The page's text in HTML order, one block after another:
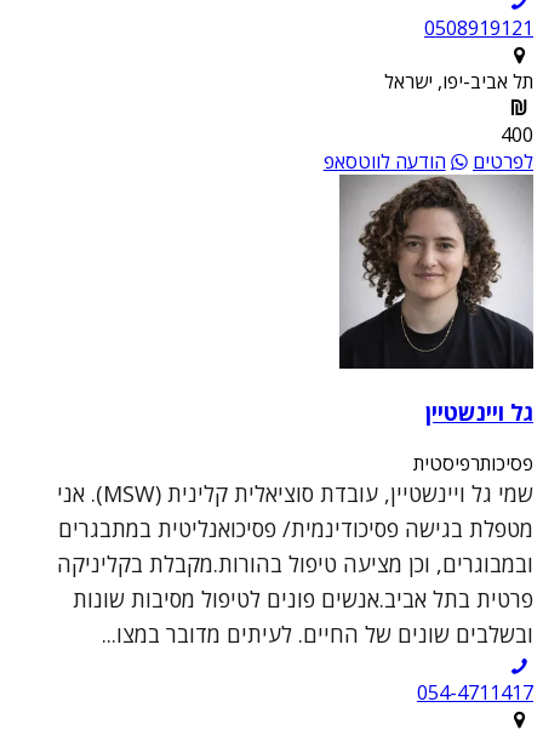
0508919121
תל אביב-יפו, ישראל
400
לפרטים
הודעה לווטסאפ
גל ויינשטיין
פסיכותרפיסטית
שמי גל ויינשטיין, עובדת סוציאלית קלינית (MSW). אני
מטפלת בגישה פסיכודינמית/ פסיכואנליטית במתבגרים
ובמבוגרים, וכן מציעה טיפול בהורות.מקבלת בקליניקה
פרטית בתל אביב.אנשים פונים לטיפול מסיבות שונות
ובשלבים שונים של החיים. לעיתים מדובר במצו...
054-4711417